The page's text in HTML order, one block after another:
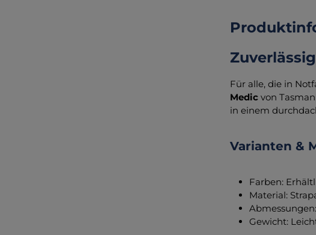
Für alle, die in
Medic von
in einem
Varianten &
Farben:
Material:
Abmessungen:
Gewicht: